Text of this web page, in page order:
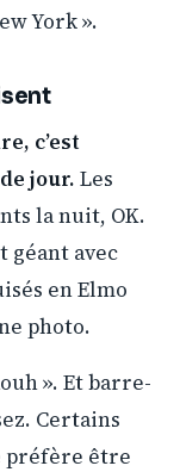
York ».
c’est
jour. Les
la nuit, OK.
géant avec
en Elmo
photo.
». Et barre-
Certains
préfère être